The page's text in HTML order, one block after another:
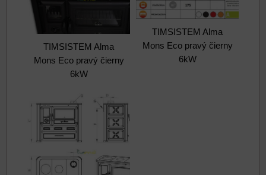
TIMSISTEM Alma
Mons Eco pravý čierny
6kW
TIMSISTEM Alma
Mons Eco pravý čierny
6kW